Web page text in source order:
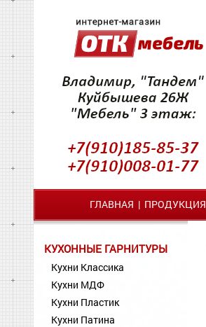
ГЛАВНАЯ | ПРОДУКЦИЯ
КУХОННЫЕ ГАРНИТУРЫ
Кухни Классика
Кухни МДФ
Кухни Пластик
Кухни Патина